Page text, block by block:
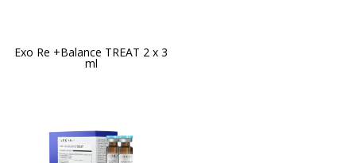
Exo Re +Balance TREAT 2 x 3
ml